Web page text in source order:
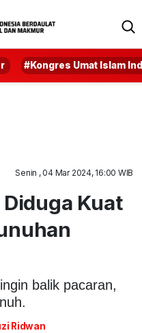
#Kongres Umat Islam
Senin , 04 Mar 2024, 16:00 WIB
Diduga Kuat
balik pacaran,
Ridwan